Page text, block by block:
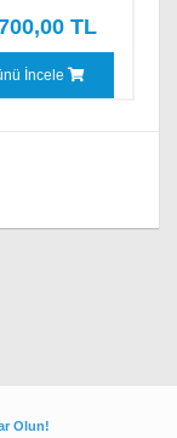
TL
İncele
Olun!